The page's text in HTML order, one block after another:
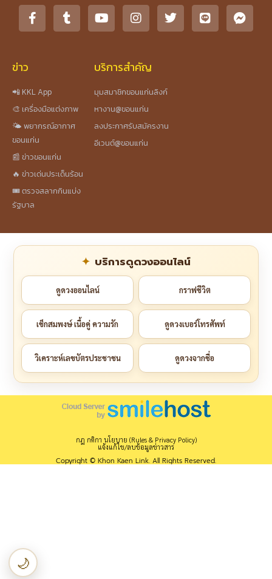
ข่าว
📲 KKL App
🎨 เครื่องมือแต่งภาพ
🌤️ พยากรณ์อากาศ
ขอนแก่น
📰 ข่าวขอนแก่น
🔥 ข่าวเด่นประเด็นร้อน
🎟️ ตรวจสลากกินแบ่ง
รัฐบาล
บริการสำคัญ
มุมสมาชิกขอนแก่นลิงก์
หางาน@ขอนแก่น
ลงประกาศรับสมัครงาน
อีเวนต์@ขอนแก่น
บริการดูดวงออนไลน์
ดูดวงออนไลน์ กราฟชีวิต
เช็กสมพงษ์ เนื้อคู่ ความรัก ดูดวงเบอร์โทรศัพท์
วิเคราะห์เลขบัตรประชาชน ดูดวงจากชื่อ
กฎ กติกา นโยบาย (Rules & Privacy Policy)
แจ้งแก้ไข/ลบข้อมูลข่าวสาร
Copyright © Khon Kaen Link. All Rights Reserved.
🌙เปลี่ยนเป็นโหมดกลางคืน